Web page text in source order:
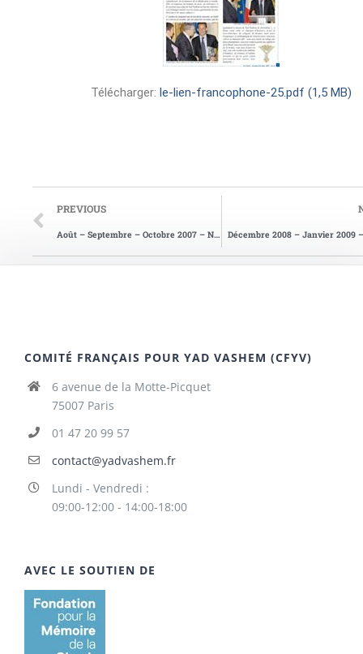
Télécharger: le-lien-francophone-25.pdf (1,5 MB)
PREVIOUS
Août – Septembre – Octobre 2007 – N°24 Décembre 2008 – Janvier 2009
COMITÉ FRANÇAIS POUR YAD VASHEM (CFYV)
6 avenue de la Motte-Picquet
75007 Paris
01 47 20 99 57
contact@yadvashem.fr
Lundi - Vendredi :
09:00-12:00 - 14:00-18:00
AVEC LE SOUTIEN DE